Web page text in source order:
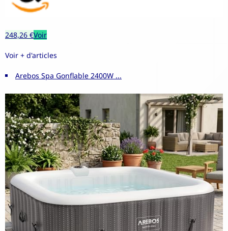
248,26 €Voir
Voir + d'articles
Arebos Spa Gonflable 2400W ...